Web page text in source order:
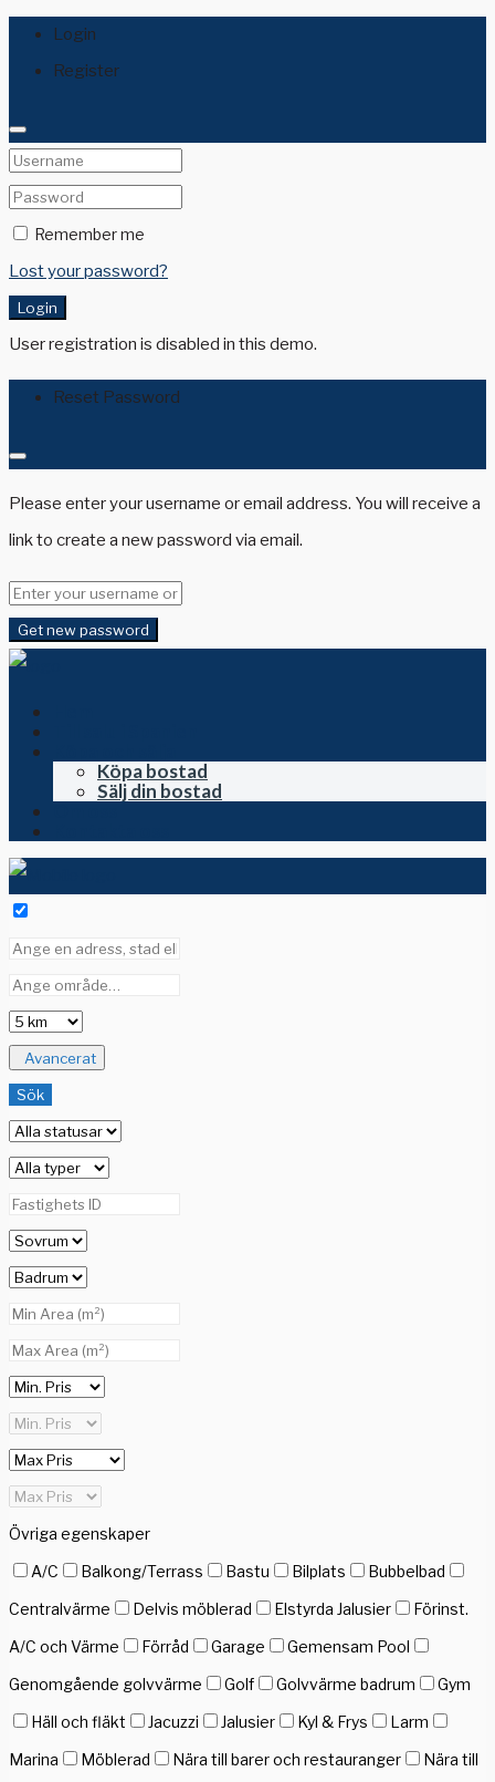
Login
Register
Remember me
Lost your password?
Login
User registration is disabled in this demo.
Reset Password
Please enter your username or email address. You will receive a
link to create a new password via email.
Get new password
Köpa bostad
Sälj din bostad
Avancerat
Sök
Övriga egenskaper
A/C
Balkong/Terrass Bastu Bilplats
Bubbelbad
Centralvärme
Delvis möblerad Elstyrda Jalusier
Förinst.
A/C och Värme
Förråd Garage
Gemensam Pool
Genomgående golvvärme
Golf Golvvärme badrum
Gym
Häll och fläkt
Jacuzzi Jalusier Kyl & Frys
Larm
Marina
Möblerad Nära till barer och restauranger
Nära till